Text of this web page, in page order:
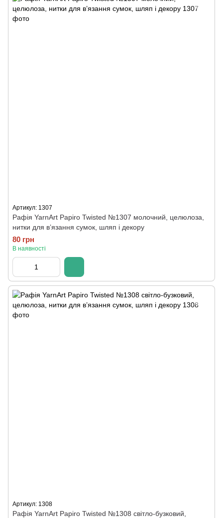
Артикул: 1307
Рафія YarnArt Papiro Twisted №1307 молочний, целюлоза,
нитки для в’язання сумок, шляп і декору
80 грн
В наявності
Артикул: 1308
Рафія YarnArt Papiro Twisted №1308 світло-бузковий,